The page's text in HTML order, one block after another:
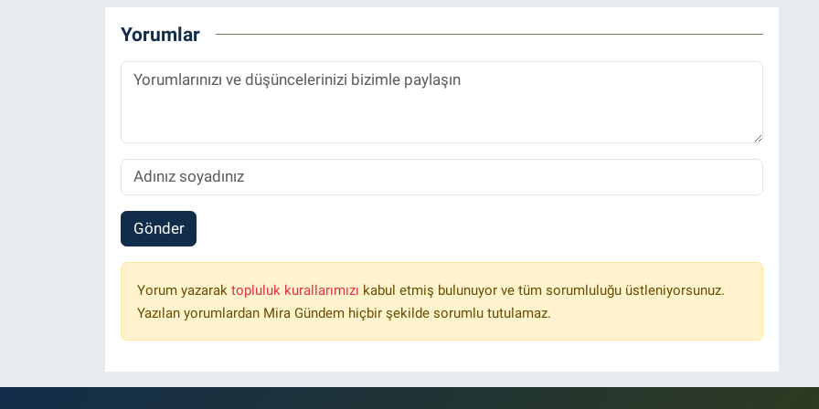
Yorumlar
Gönder
Yorum yazarak topluluk kurallarımızı kabul etmiş bulunuyor ve tüm sorumluluğu üstleniyorsunuz.
Yazılan yorumlardan Mira Gündem hiçbir şekilde sorumlu tutulamaz.